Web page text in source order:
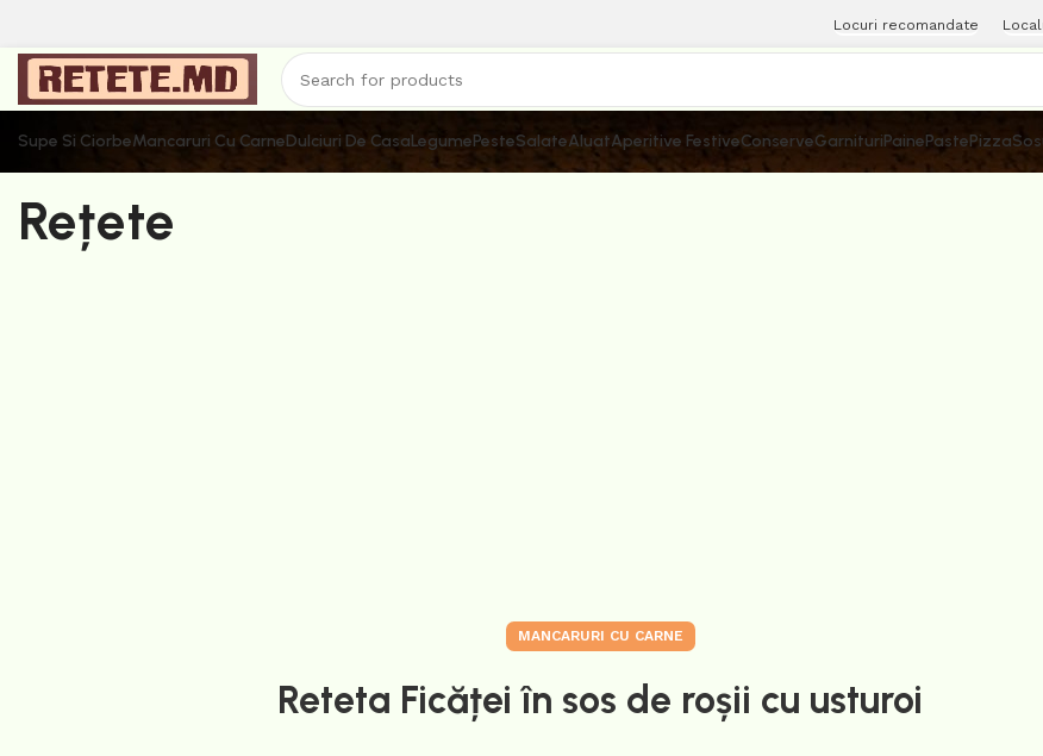
Locuri recomandate
Supe Si CiorbeMancaruri Cu CarneDulciuri De CasaLegumePesteSalateAluatAperitive FestiveConserveGarnituriPainePastePizza
Rețete
MANCARURI CU CARNE
Reteta Ficăței în sos de roșii cu usturoi